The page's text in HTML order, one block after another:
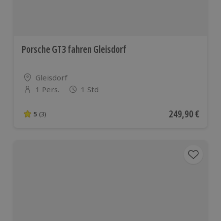
Porsche GT3 fahren Gleisdorf
Standort
Gleisdorf
Anzahl der Teilnehmer
1 Pers. 1 Std
5 von 5 Sternen basierend auf 3 Bewertungen
5 (3) Aktueller Preis
249,90 €